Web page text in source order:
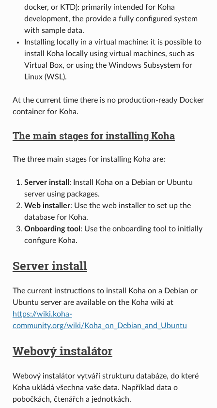
docker, or KTD): primarily intended for Koha
development, the provide a fully configured system
with sample data.
Installing locally in a virtual machine: it is possible to
install Koha locally using virtual machines, such as
Virtual Box, or using the Windows Subsystem for
Linux (WSL).
At the current time there is no production-ready Docker
container for Koha.
The main stages for installing Koha
The three main stages for installing Koha are:
Server install : Install Koha on a Debian or Ubuntu
server using packages.
Web installer: Use the web installer to set up the
database for Koha.
Onboarding tool : Use the onboarding tool to initially
configure Koha.
Server install
The current instructions to install Koha on a Debian or
Ubuntu server are available on the Koha wiki at
https://wiki.koha-
community.org/wiki/Koha_on_Debian_and_Ubuntu
Webový instalátor
Webový instalátor vytváří strukturu databáze, do které
Koha ukládá všechna vaše data. Například data o
pobočkách, čtenářch a jednotkách.